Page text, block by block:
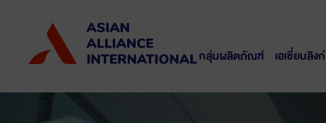
กลุ่มผลิตภัณฑ์ เอเชี่ยนลิงก์